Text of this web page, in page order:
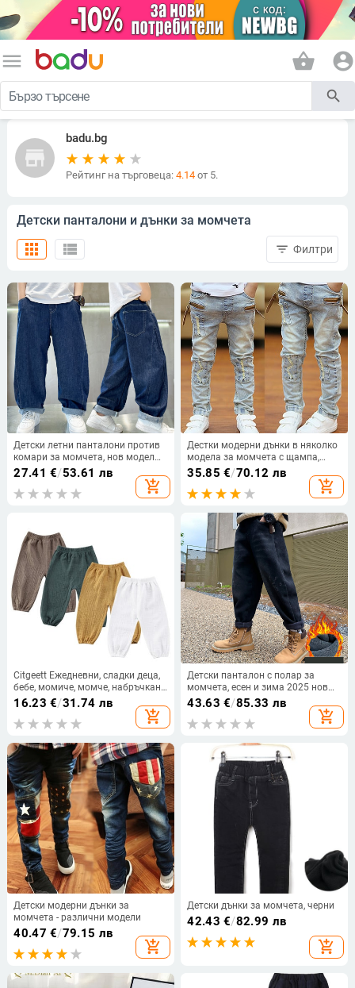
menu shopping_basket account_circle
search
store
badu.bg
Рейтинг на търговеца: 4.14от 5.
Детски панталони и дънки за момчета
view_list
apps filter_list Филтри
Детски летни панталони против
комари за момчета, нов модел
2026, свободна кройка, тънки
дънкови панталони за по-големи
деца, ежедневен стил за лятото.
27.41 €/53.61 лв
add_shopping_cart
Дестки модерни дънки в няколко
модела за момчета с щампа,
надпис и метални елементи
35.85 €/70.12 лв
add_shopping_cart
Citgeett Ежедневни, сладки деца,
бебе, момиче, момче, набръчкани
памучни панталони, долнища,
набръчкани панталони,
панталони, клинове 0-4 години
16.23 €/31.74 лв
add_shopping_cart
Детски панталон с полар за
момчета, есен и зима 2025 нов
модел, топли и дебели, зимни
дрехи за момчета, модерни
дънки за средни и големи деца.
43.63 €/85.33 лв
add_shopping_cart
Детски модерни дънки за
момчета - различни модели
40.47 €/79.15 лв
add_shopping_cart
Детски дънки за момчета, черни
42.43 €/82.99 лв
add_shopping_cart